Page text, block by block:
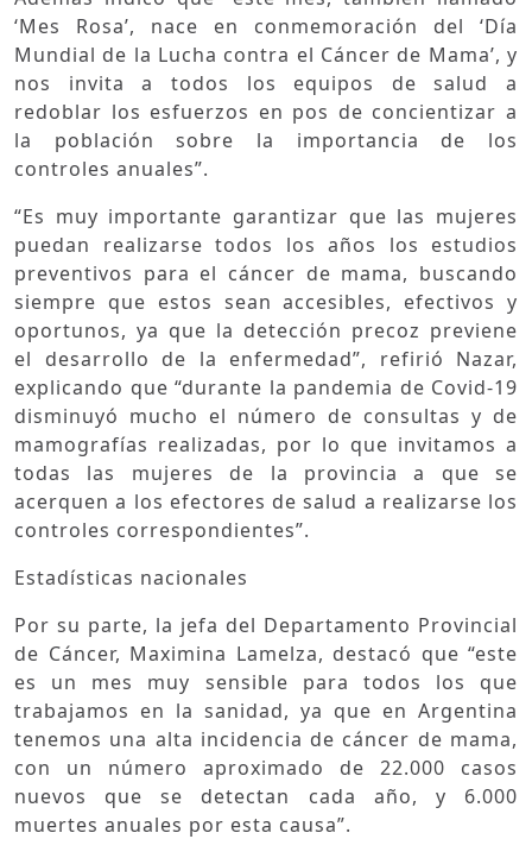
‘Mes Rosa’, nace en conmemoración del ‘Día
Mundial de la Lucha contra el Cáncer de Mama’, y
nos invita a todos los equipos de salud a
redoblar los esfuerzos en pos de concientizar a
la población sobre la importancia de los
controles anuales”.
“Es muy importante garantizar que las mujeres
puedan realizarse todos los años los estudios
preventivos para el cáncer de mama, buscando
siempre que estos sean accesibles, efectivos y
oportunos, ya que la detección precoz previene
el desarrollo de la enfermedad”, refirió Nazar,
explicando que “durante la pandemia de Covid-19
disminuyó mucho el número de consultas y de
mamografías realizadas, por lo que invitamos a
todas las mujeres de la provincia a que se
acerquen a los efectores de salud a realizarse los
controles correspondientes”.
Estadísticas nacionales
Por su parte, la jefa del Departamento Provincial
de Cáncer, Maximina Lamelza, destacó que “este
es un mes muy sensible para todos los que
trabajamos en la sanidad, ya que en Argentina
tenemos una alta incidencia de cáncer de mama,
con un número aproximado de 22.000 casos
nuevos que se detectan cada año, y 6.000
muertes anuales por esta causa”.